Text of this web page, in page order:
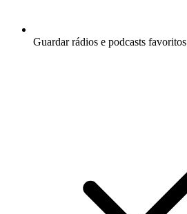
Guardar rádios e podcasts favoritos